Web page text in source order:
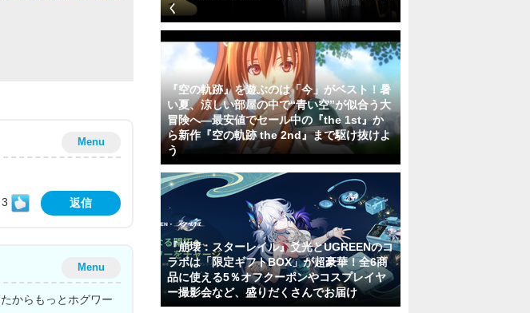
Menu
3 返信
Menu
からもっとホグワー
く
『空の軌跡』を遊ぶのは「今」がベスト！暑
い夏、涼しい部屋の中で“青い空”が似合う大
冒険へ―最安値でセール中の『the 1st』か
ら新作『空の軌跡 the 2nd』まで駆け抜けよ
う
『崩壊：スターレイル』爻光とUGREENのコ
ラボは「限定ギフトBOX」が超豪華！全6商
品に使える5％オフクーポンやコスプレイヤ
ー撮影会など、盛りだくさんでお届け